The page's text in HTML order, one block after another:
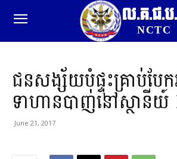
ល.គ.ជ.
NCTC
ជនសង្ស័យបំផ្ទុះគ្រាប់បែ
ទាហានបាញ់នៅស្ថានី
June 21, 2017